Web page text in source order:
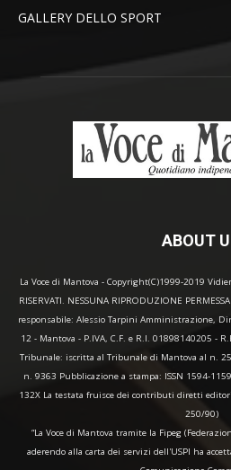
GALLERY DELLO SPORT
ABOUT
La Voce di Mantova - Copyright(C)1999-2019
RISERVATI. NESSUNA RIPRODUZIONE
responsabile: Alessio Tarpini Amministrazione,
12 - Mantova - P.IVA, C.F. e R.I. 01898140205 -
Tribunale: iscritta al Tribunale di Mantova al n.
n. 9363 Pubblicazione a stampa: ISSN 1594-
132X La testata fruisce dei contributi diretti
250/90)
“La Voce di Mantova tramite la Fipeg
aderendo alla carta dei servizi dell'USPI ha